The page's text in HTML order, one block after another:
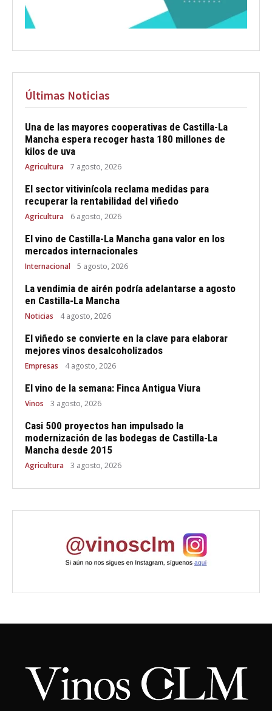
Últimas Noticias
Una de las mayores cooperativas de Castilla-La
Mancha espera recoger hasta 180 millones de
kilos de uva
Agricultura 7 agosto, 2026
El sector vitivinícola reclama medidas para
recuperar la rentabilidad del viñedo
Agricultura 6 agosto, 2026
El vino de Castilla-La Mancha gana valor en los
mercados internacionales
Internacional 5 agosto, 2026
La vendimia de airén podría adelantarse a agosto
en Castilla-La Mancha
Noticias 4 agosto, 2026
El viñedo se convierte en la clave para elaborar
mejores vinos desalcoholizados
Empresas 4 agosto, 2026
El vino de la semana: Finca Antigua Viura
Vinos 3 agosto, 2026
Casi 500 proyectos han impulsado la
modernización de las bodegas de Castilla-La
Mancha desde 2015
Agricultura 3 agosto, 2026